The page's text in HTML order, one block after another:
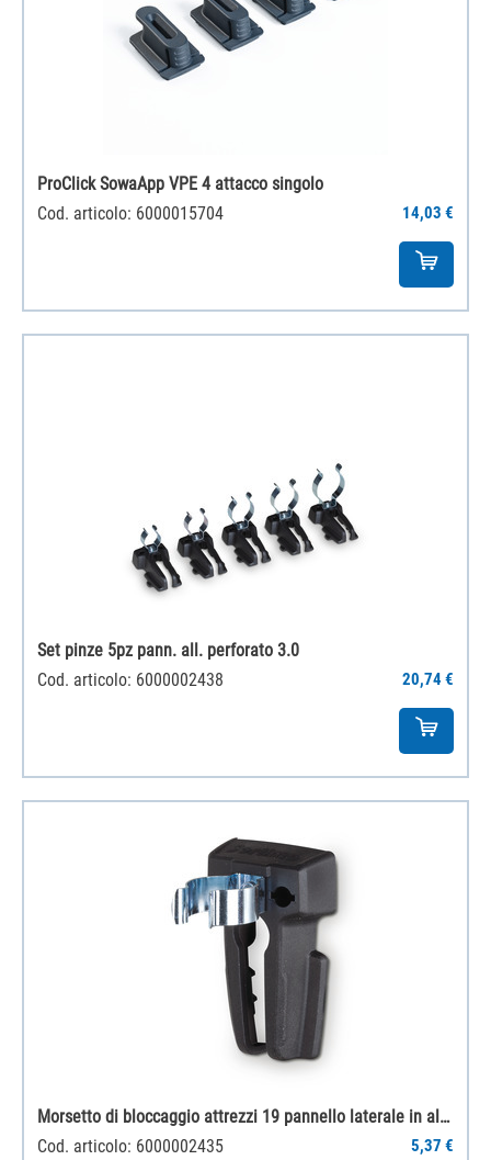
ProClick SowaApp VPE 4 attacco singolo
Cod. articolo: 6000015704
14,03 €
Set pinze 5pz pann. all. perforato 3.0
Cod. articolo: 6000002438
20,74 €
Morsetto di bloccaggio attrezzi 19 pannello laterale in alluminio
Cod. articolo: 6000002435
5,37 €